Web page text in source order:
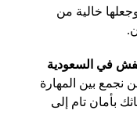
خالية من
في السعودية
نجمع بين المهارة
بأمان تام إلى